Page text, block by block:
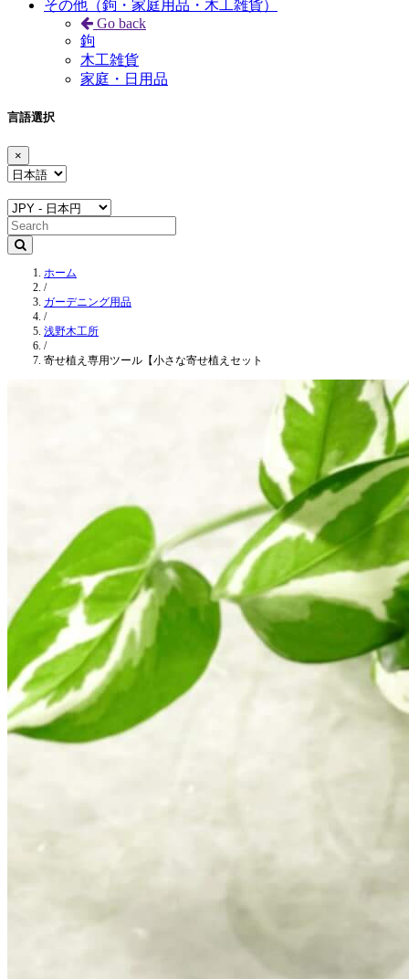
その他（鉤・家庭用品・木工雑貨）
Go back
鉤
木工雑貨
家庭・日用品
言語選択
×
ホーム
/
ガーデニング用品
/
浅野木工所
/
寄せ植え専用ツール【小さな寄せ植えセット